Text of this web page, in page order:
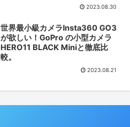
2023.08.30
世界最小級カメラInsta360 GO3
が欲しい！GoPro の小型カメラ
HERO11 BLACK Miniと徹底比
較。
2023.08.21